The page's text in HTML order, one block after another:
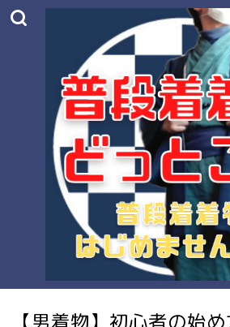
【男着物】初心者の始